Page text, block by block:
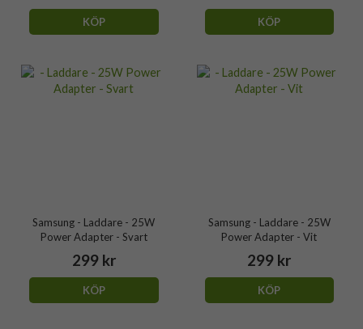
KÖP KÖP
Samsung - Laddare - 25W
Power Adapter - Svart
299 kr
KÖP
Samsung - Laddare - 25W
Power Adapter - Vit
299 kr
KÖP